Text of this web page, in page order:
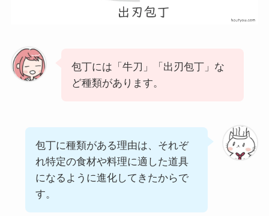
包丁には「牛刀」「出刃包丁」な
ど種類があります。
包丁に種類がある理由は、それぞ
れ特定の食材や料理に適した道具
になるように進化してきたからで
す。